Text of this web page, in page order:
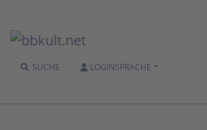
SUCHE LOGINSPRACHE